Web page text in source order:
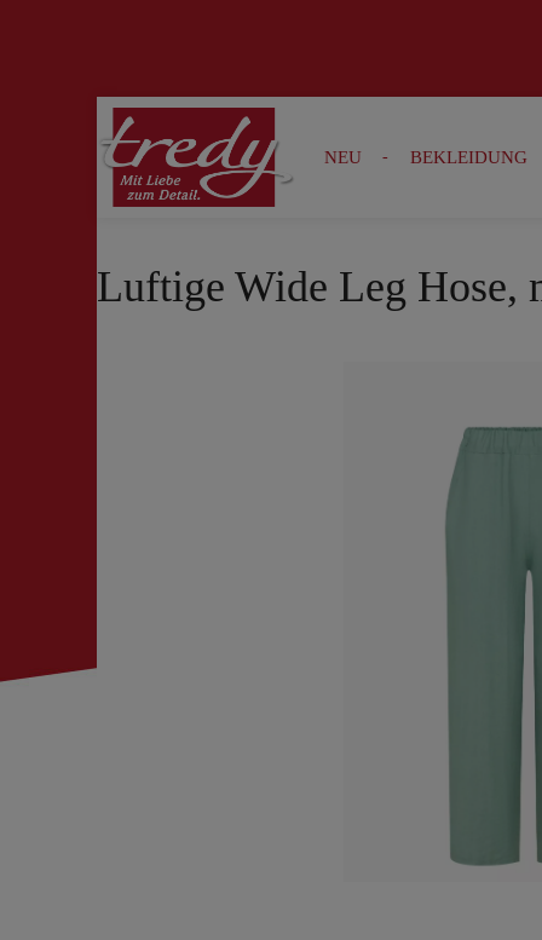
Zur Suche springen Zur Hauptnavigation springen
NEU BEKLEIDUNG
Luftige Wide Leg Hose,